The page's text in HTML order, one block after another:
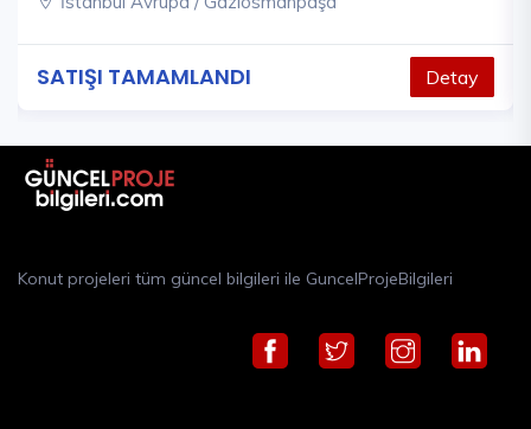
SATIŞI TAMAMLANDI Detay
Konut projeleri tüm güncel bilgileri ile GuncelProjeBilgileri